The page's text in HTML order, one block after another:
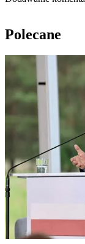
Polecane